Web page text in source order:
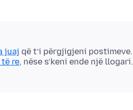
juaj që t’i përgjigjeni postimeve.
re, nëse s’keni ende një llogari.